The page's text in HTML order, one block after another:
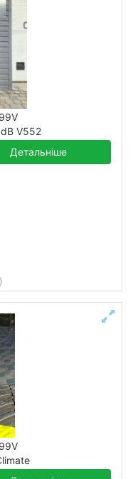
V552
Детальніше